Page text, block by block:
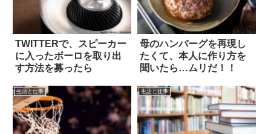
TWITTERで、スピーカー
に入ったボーロを取り出
す方法を募ったら
母のハンバーグを再現し
たくて、本人に作り方を
聞いたら…ムリだ！！
生活と仕事 生活と仕事